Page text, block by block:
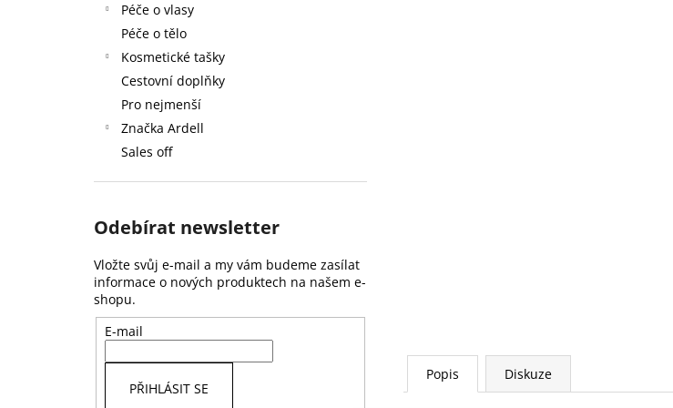
Péče o vlasy
Péče o tělo
Kosmetické tašky
Cestovní doplňky
Pro nejmenší
Značka Ardell
Sales off
Odebírat newsletter
Vložte svůj e-mail a my vám budeme zasílat
informace o nových produktech na našem e-
shopu.
E-mail
PŘIHLÁSIT SE
Popis Diskuze